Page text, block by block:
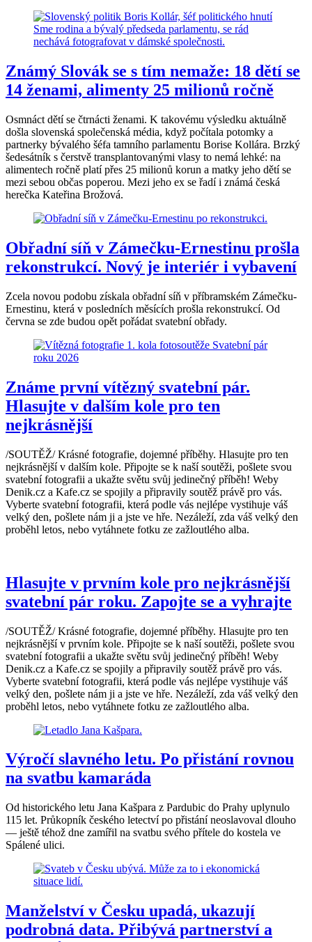
Známý Slovák se s tím nemaže: 18 dětí se
14 ženami, alimenty 25 milionů ročně
Osmnáct dětí se čtrnácti ženami. K takovému výsledku aktuálně
došla slovenská společenská média, když počítala potomky a
partnerky bývalého šéfa tamního parlamentu Borise Kollára. Brzký
šedesátník s čerstvě transplantovanými vlasy to nemá lehké: na
alimentech ročně platí přes 25 milionů korun a matky jeho dětí se
mezi sebou občas poperou. Mezi jeho ex se řadí i známá česká
herečka Kateřina Brožová.
Obřadní síň v Zámečku-Ernestinu prošla
rekonstrukcí. Nový je interiér i vybavení
Zcela novou podobu získala obřadní síň v příbramském Zámečku-
Ernestinu, která v posledních měsících prošla rekonstrukcí. Od
června se zde budou opět pořádat svatební obřady.
Známe první vítězný svatební pár.
Hlasujte v dalším kole pro ten
nejkrásnější
/SOUTĚŽ/ Krásné fotografie, dojemné příběhy. Hlasujte pro ten
nejkrásnější v dalším kole. Připojte se k naší soutěži, pošlete svou
svatební fotografii a ukažte světu svůj jedinečný příběh! Weby
Denik.cz a Kafe.cz se spojily a připravily soutěž právě pro vás.
Vyberte svatební fotografii, která podle vás nejlépe vystihuje váš
velký den, pošlete nám ji a jste ve hře. Nezáleží, zda váš velký den
proběhl letos, nebo vytáhnete fotku ze zažloutlého alba.
Hlasujte v prvním kole pro nejkrásnější
svatební pár roku. Zapojte se a vyhrajte
/SOUTĚŽ/ Krásné fotografie, dojemné příběhy. Hlasujte pro ten
nejkrásnější v prvním kole. Připojte se k naší soutěži, pošlete svou
svatební fotografii a ukažte světu svůj jedinečný příběh! Weby
Denik.cz a Kafe.cz se spojily a připravily soutěž právě pro vás.
Vyberte svatební fotografii, která podle vás nejlépe vystihuje váš
velký den, pošlete nám ji a jste ve hře. Nezáleží, zda váš velký den
proběhl letos, nebo vytáhnete fotku ze zažloutlého alba.
Výročí slavného letu. Po přistání rovnou
na svatbu kamaráda
Od historického letu Jana Kašpara z Pardubic do Prahy uplynulo
115 let. Průkopník českého letectví po přistání neoslavoval dlouho
— ještě téhož dne zamířil na svatbu svého přítele do kostela ve
Spálené ulici.
Manželství v Česku upadá, ukazují
podrobná data. Přibývá partnerství a